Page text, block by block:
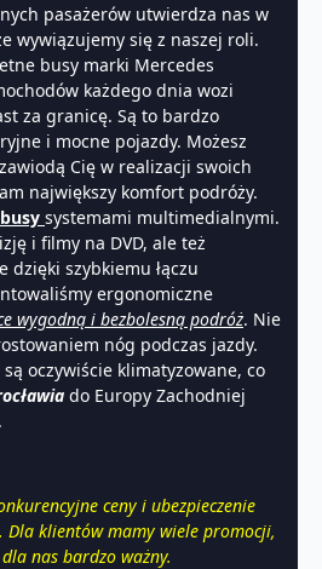
pasażerów utwierdza nas w
wywiązujemy się z naszej roli.
busy marki Mercedes
każdego dnia wozi
za granicę. Są to bardzo
i mocne pojazdy. Możesz
Cię w realizacji swoich
największy komfort podróży.
busy systemami multimedialnymi.
i filmy na DVD, ale też
szybkiemu łączu
ergonomiczne
wygodną i bezbolesną podróż. Nie
nóg podczas jazdy.
oczywiście klimatyzowane, co
do Europy Zachodniej
ceny i ubezpieczenie
Dla klientów mamy wiele promocji,
nas bardzo ważny.